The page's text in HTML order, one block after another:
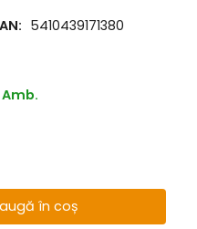
5410439171380